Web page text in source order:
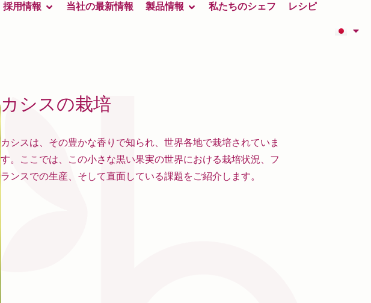
採用情報 当社の最新情報 製品情報 私たちのシェフ レシピ
カシスの栽培
カシスは、その豊かな香りで知られ、世界各地で栽培されていま
す。ここでは、この小さな黒い果実の世界における栽培状況、フ
ランスでの生産、そして直面している課題をご紹介します。